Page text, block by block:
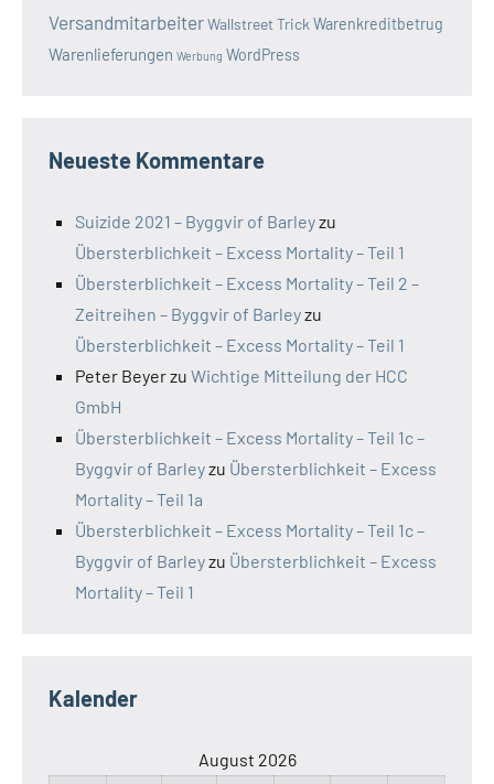
VersandmitarbeiterWallstreet Trick Warenkreditbetrug
Warenlieferungen Werbung WordPress
Neueste Kommentare
Suizide 2021 – Byggvir of Barleyzu
Übersterblichkeit – Excess Mortality – Teil 1
Übersterblichkeit – Excess Mortality – Teil 2 –
Zeitreihen – Byggvir of Barleyzu
Übersterblichkeit – Excess Mortality – Teil 1
Peter Beyerzu Wichtige Mitteilung der HCC
GmbH
Übersterblichkeit – Excess Mortality – Teil 1c –
Byggvir of Barleyzu Übersterblichkeit – Excess
Mortality – Teil 1a
Übersterblichkeit – Excess Mortality – Teil 1c –
Byggvir of Barleyzu Übersterblichkeit – Excess
Mortality – Teil 1
Kalender
August 2026